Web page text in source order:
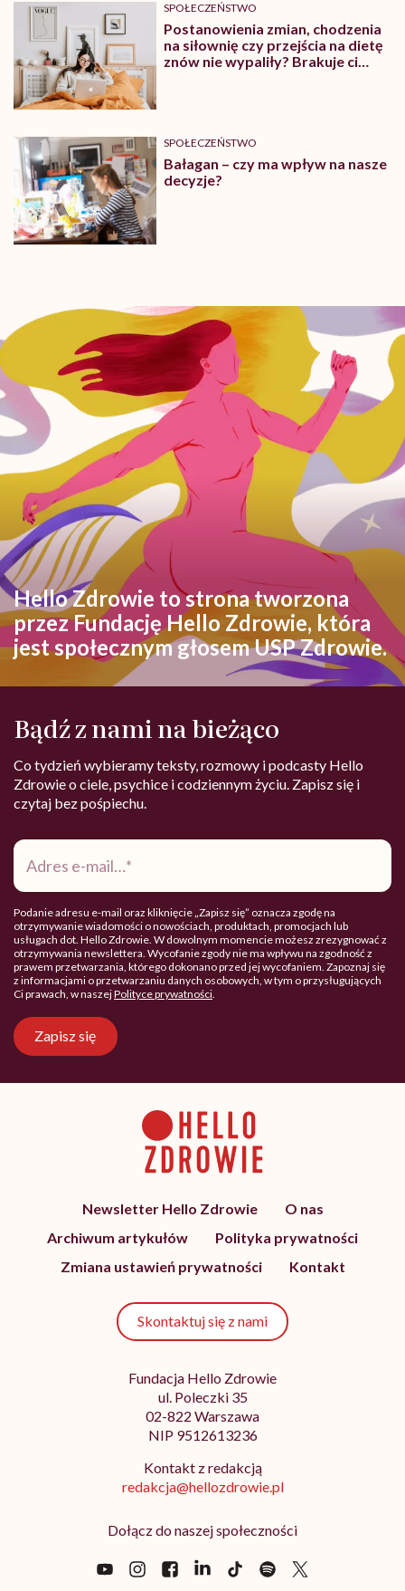
SPOŁECZEŃSTWO
Postanowienia zmian, chodzenia
na siłownię czy przejścia na dietę
znów nie wypaliły? Brakuje ci
SPOŁECZEŃSTWO
Bałagan – czy ma wpływ na nasze
decyzje?
Hello Zdrowie to strona tworzona
przez Fundację Hello Zdrowie, która
jest społecznym głosem USP Zdrowie.
Bądź z nami na bieżąco
Co tydzień wybieramy teksty, rozmowy i podcasty Hello
Zdrowie o ciele, psychice i codziennym życiu. Zapisz się i
czytaj bez pośpiechu.
Adres
mail*
Podanie adresu e-mail oraz kliknięcie „Zapisz się” oznacza zgodę na
otrzymywanie wiadomości o nowościach, produktach, promocjach lub
usługach dot. Hello Zdrowie. W dowolnym momencie możesz zrezygnować z
otrzymywania newslettera. Wycofanie zgody nie ma wpływu na zgodność z
prawem przetwarzania, którego dokonano przed jej wycofaniem. Zapoznaj się
z informacjami o przetwarzaniu danych osobowych, w tym o przysługujących
Ci prawach, w naszejPolityce prywatności
Zapisz się
Newsletter Hello Zdrowie
O nas
Archiwum artykułów
Polityka prywatności
Zmiana ustawień prywatności
Kontakt
Skontaktuj się z nami
Fundacja Hello Zdrowie
ul. Poleczki 35
02-822 Warszawa
NIP 9512613236
Kontakt z redakcją
redakcja@hellozdrowie.pl
Dołącz do naszej społeczności